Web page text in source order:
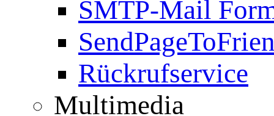
SMTP-Mail
Rückrufservice
Multimedia